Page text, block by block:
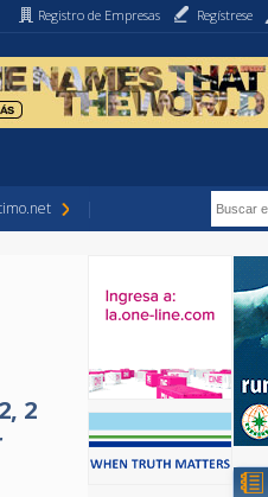
Registro de Empresas Regístrese
2